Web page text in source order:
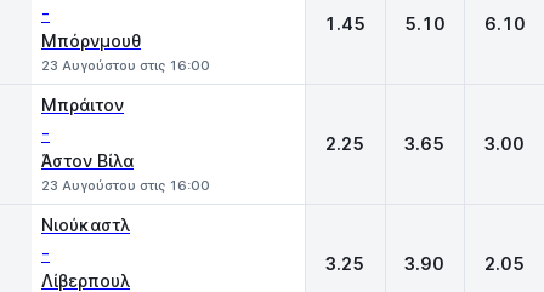
-
Μπόρνμουθ
23 Αυγούστου στις 16:00
1.45 5.10 6.10
Μπράιτον
-
Άστον Βίλα
23 Αυγούστου στις 16:00
2.25 3.65 3.00
Νιούκαστλ
-
Λίβερπουλ
3.25 3.90 2.05